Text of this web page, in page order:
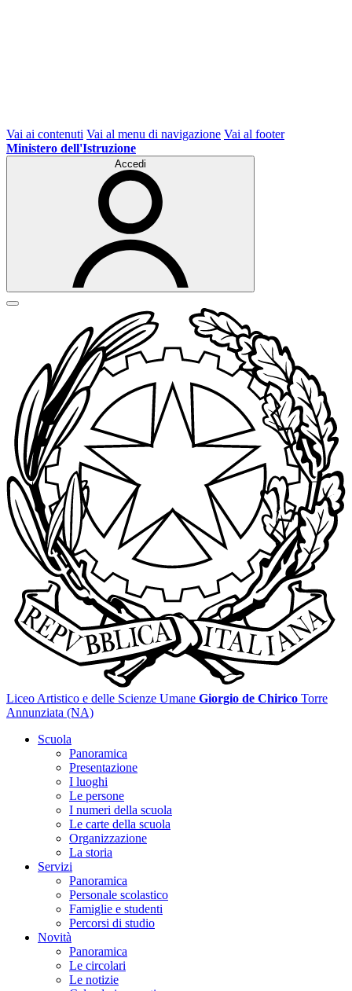
Vai ai contenuti Vai al menu di navigazione Vai al footer
Ministero dell'Istruzione
Accedi
Liceo Artistico e delle Scienze Umane Giorgio de Chirico Torre
Annunziata (NA)
Scuola
Panoramica
Presentazione
I luoghi
Le persone
I numeri della scuola
Le carte della scuola
Organizzazione
La storia
Servizi
Panoramica
Personale scolastico
Famiglie e studenti
Percorsi di studio
Novità
Panoramica
Le circolari
Le notizie